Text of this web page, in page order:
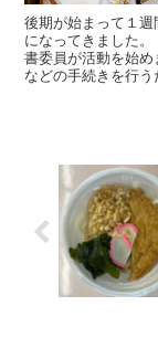
後期が始まって１
になってきました
書委員が活動を始
などの手続きを行